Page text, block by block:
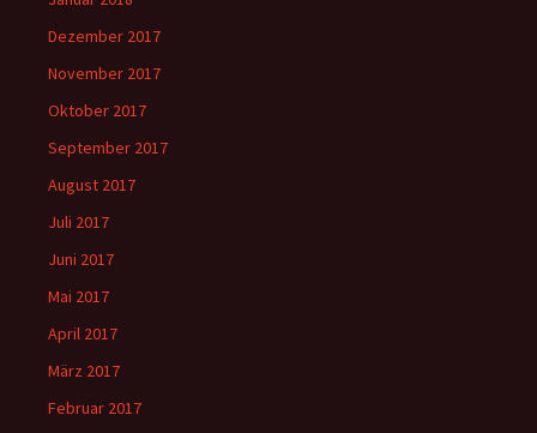
Dezember 2017
November 2017
Oktober 2017
September 2017
August 2017
Juli 2017
Juni 2017
Mai 2017
April 2017
März 2017
Februar 2017